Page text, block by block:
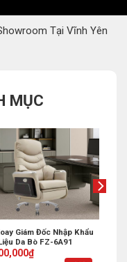
Tại Vĩnh Yên
MỤC
Giám Đốc Nhập Khẩu
Da Bò FZ-6A91
₫